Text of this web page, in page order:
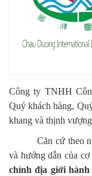
Công ty TNHH
Quý khách hàng,
khang và thịnh
Căn cứ theo nghị
và hướng dẫn của
chỉnh địa giới